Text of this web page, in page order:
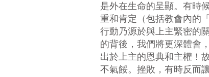
是外在生命的呈顯。有時
重和肯定（包括教會內的
行動乃源於與上主緊密的
的背後，我們將更深體會
出於上主的恩典和主權！
不氣餒。挫敗，有時反而